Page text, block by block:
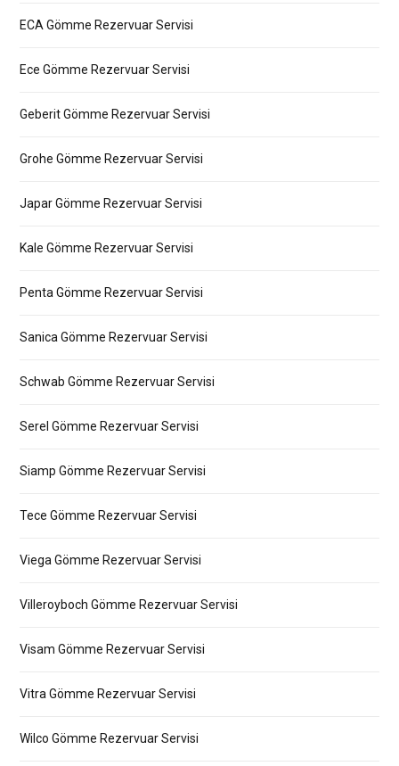
ECA Gömme Rezervuar Servisi
Ece Gömme Rezervuar Servisi
Geberit Gömme Rezervuar Servisi
Grohe Gömme Rezervuar Servisi
Japar Gömme Rezervuar Servisi
Kale Gömme Rezervuar Servisi
Penta Gömme Rezervuar Servisi
Sanica Gömme Rezervuar Servisi
Schwab Gömme Rezervuar Servisi
Serel Gömme Rezervuar Servisi
Siamp Gömme Rezervuar Servisi
Tece Gömme Rezervuar Servisi
Viega Gömme Rezervuar Servisi
Villeroyboch Gömme Rezervuar Servisi
Visam Gömme Rezervuar Servisi
Vitra Gömme Rezervuar Servisi
Wilco Gömme Rezervuar Servisi